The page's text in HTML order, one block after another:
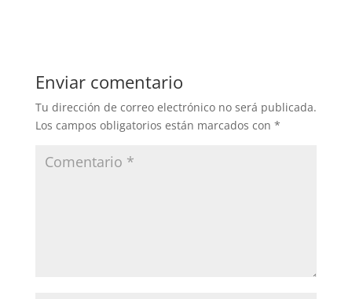
Enviar comentario
Tu dirección de correo electrónico no será publicada.
Los campos obligatorios están marcados con *